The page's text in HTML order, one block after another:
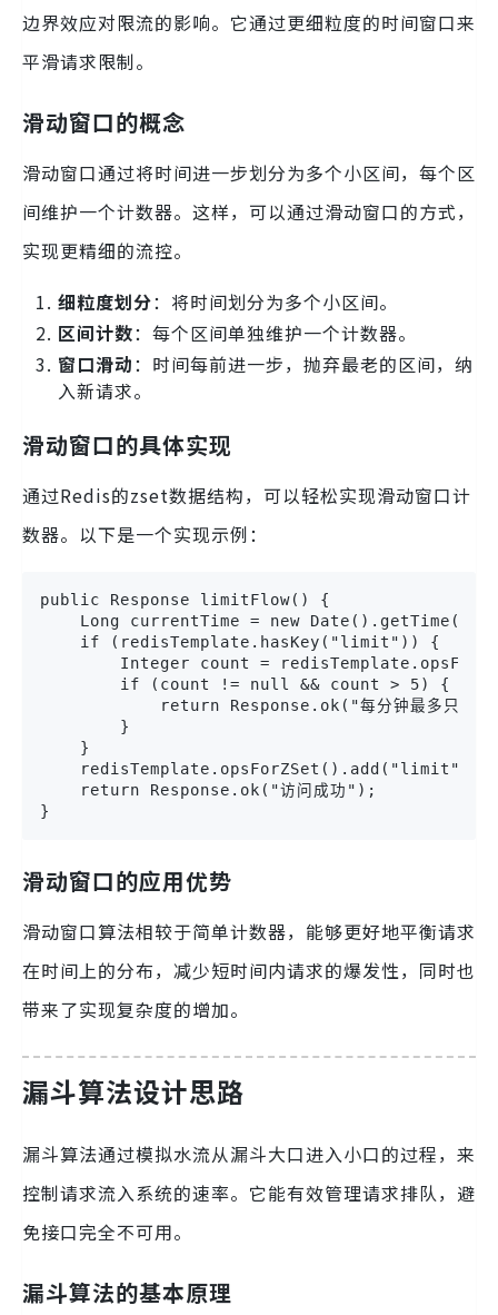
边界效应对限流的影响。它通过更细粒度的时间窗口来
平滑请求限制。
滑动窗口的概念
滑动窗口通过将时间进一步划分为多个小区间，每个区
间维护一个计数器。这样，可以通过滑动窗口的方式，
实现更精细的流控。
细粒度划分：将时间划分为多个小区间。
区间计数：每个区间单独维护一个计数器。
窗口滑动：时间每前进一步，抛弃最老的区间，纳
入新请求。
滑动窗口的具体实现
通过Redis的zset数据结构，可以轻松实现滑动窗口计
数器。以下是一个实现示例：
public Response limitFlow() {
    Long currentTime = new Date().getTime();
    if (redisTemplate.hasKey("limit")) {
Integer count =
        if (count != null && count > 5) {
return Response.ok("每分钟最多只能访
        }
    }
redisTemplate.opsForZSet().add("limit",
    return Response.ok("访问成功");
}
滑动窗口的应用优势
滑动窗口算法相较于简单计数器，能够更好地平衡请求
在时间上的分布，减少短时间内请求的爆发性，同时也
带来了实现复杂度的增加。
漏斗算法设计思路
漏斗算法通过模拟水流从漏斗大口进入小口的过程，来
控制请求流入系统的速率。它能有效管理请求排队，避
免接口完全不可用。
漏斗算法的基本原理